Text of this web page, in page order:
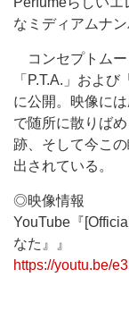
なミディアムナ
コンセプトムー
「P.T.A.」およ
に公開。映像に
で随所に散りば
跡、そして今こ
出されている。
◎映像情報
YouTube『
なた』』
https://youtu.be/